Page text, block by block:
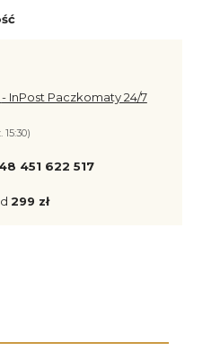
- InPost Paczkomaty 24/7
451 622 517
299 zł